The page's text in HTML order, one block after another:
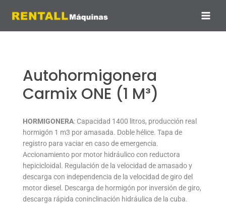
Autohormigonera
Carmix ONE (1 M³)
HORMIGONERA: Capacidad 1400 litros, producción real
hormigón 1 m3 por amasada. Doble hélice. Tapa de
registro para vaciar en caso de emergencia.
Accionamiento por motor hidráulico con reductora
hepicicloidal. Regulación de la velocidad de amasado y
descarga con independencia de la velocidad de giro del
motor diesel. Descarga de hormigón por inversión de giro,
descarga rápida coninclinación hidráulica de la cuba.